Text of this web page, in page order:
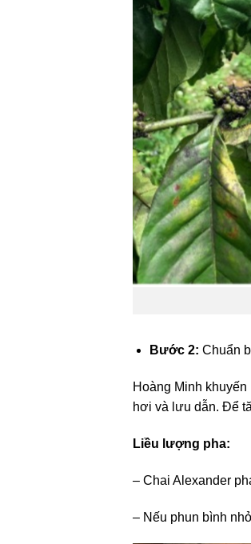
Bước 2: Chuẩn
Hoàng Minh
hơi và lưu dẫn. Để
Liều lượng pha:
– Chai Alexander
– Nếu phun bình